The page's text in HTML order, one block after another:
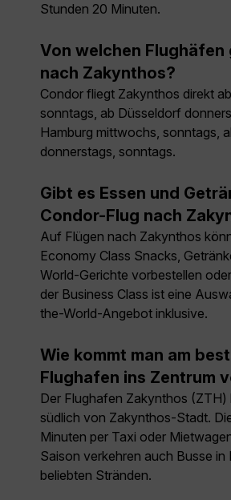
Stunden 20 Minuten.
Von welchen Flughäfen
nach Zakynthos?
Condor fliegt Zakynthos direkt
sonntags, ab Düsseldorf
Hamburg mittwochs, sonntags,
donnerstags, sonntags.
Gibt es Essen und
Condor-Flug nach
Auf Flügen nach Zakynthos
Economy Class Snacks,
World-Gerichte vorbestellen
der Business Class ist eine
the-World-Angebot inklusive.
Wie kommt man am
Flughafen ins Zentrum
Der Flughafen Zakynthos (ZTH)
südlich von Zakynthos-Stadt.
Minuten per Taxi oder
Saison verkehren auch Busse
beliebten Stränden.